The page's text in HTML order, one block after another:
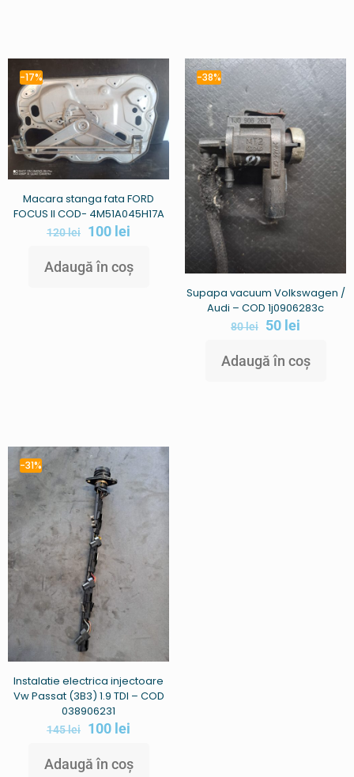
-17%
Macara stanga fata FORD
FOCUS II COD- 4M51A045H17A
120lei 100 lei
Adaugă în coș
-38%
Supapa vacuum Volkswagen /
Audi – COD 1j0906283c
80lei 50 lei
Adaugă în coș
-31%
Instalatie electrica injectoare
Vw Passat (3B3) 1.9 TDI – COD
038906231
145lei 100 lei
Adaugă în coș